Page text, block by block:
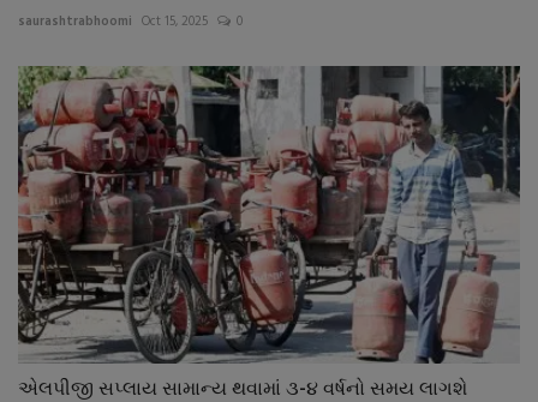
saurashtrabhoomi Oct 15, 2025 0
એલપીજી સપ્લાય સામાન્ય થવામાં ૩-૪ વર્ષનો સમય લાગશે